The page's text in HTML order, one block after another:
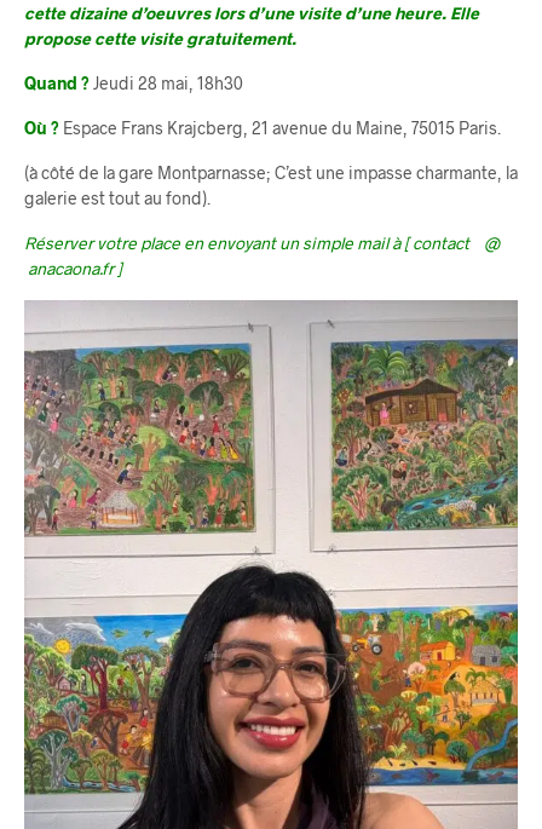
cette dizaine d’oeuvres lors d’une visite d’une heure. Elle
propose cette visite gratuitement.
Quand ?Jeudi 28 mai, 18h30
Où ? Espace Frans Krajcberg, 21 avenue du Maine, 75015 Paris.
(à côté de la gare Montparnasse; C’est une impasse charmante, la
galerie est tout au fond).
Réserver votre place en envoyant un simple mail à [ contact @
anacaona.fr ]